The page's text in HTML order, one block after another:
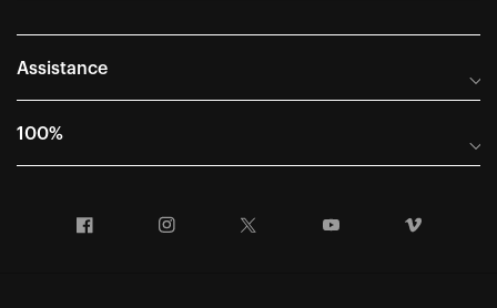
Assistance
Foire aux questions
Conditions générales de vente
100%
Informations sur l'entreprise
Facebook Instagram YouTube